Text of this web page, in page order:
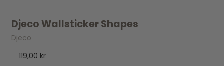
Djeco Wallsticker Shapes
Djeco
119,00 kr